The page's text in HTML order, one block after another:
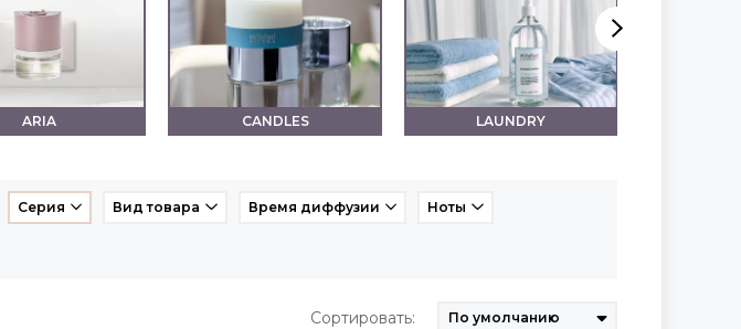
ARIA CANDLES LAUNDRY
Серия Вид товара Время диффузии Ноты
Сортировать: